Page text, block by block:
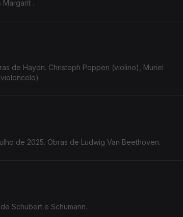
Margarit .
de Haydn. Christoph Poppen (violino), Muriel
de 2025. Obras de Ludwig Van Beethoven.
Schubert e Schumann.